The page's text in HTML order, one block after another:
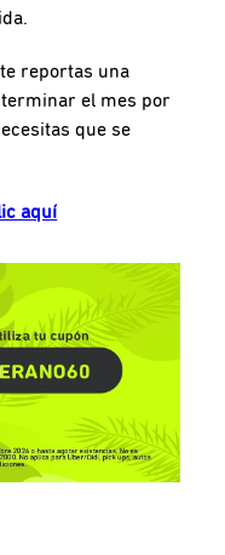
reportas una
el mes por
que se
aquí